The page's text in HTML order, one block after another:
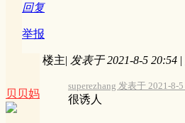
回复
举报
贝贝妈
楼主| 发表于 2021-8-5 20:54 |
superezhang 发表于 2021-8-
很诱人